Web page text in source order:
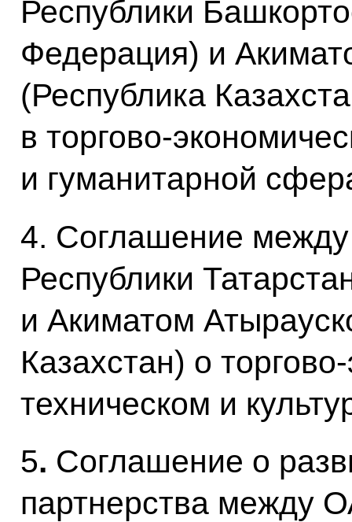
Республики
Федерация) и
(Республика
в торгово-
и гуманитарной
4. Соглашение
Республики
и Акиматом
Казахстан) о
техническом и
5. Соглашение о
партнерства между